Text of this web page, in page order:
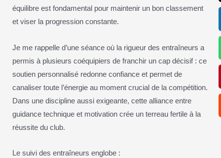
équilibre est fondamental pour maintenir un bon classement
et viser la progression constante.
Je me rappelle d’une séance où la rigueur des entraîneurs a
permis à plusieurs coéquipiers de franchir un cap décisif : ce
soutien personnalisé redonne confiance et permet de
canaliser toute l’énergie au moment crucial de la compétition.
Dans une discipline aussi exigeante, cette alliance entre
guidance technique et motivation crée un terreau fertile à la
réussite du club.
Le suivi des entraîneurs englobe :